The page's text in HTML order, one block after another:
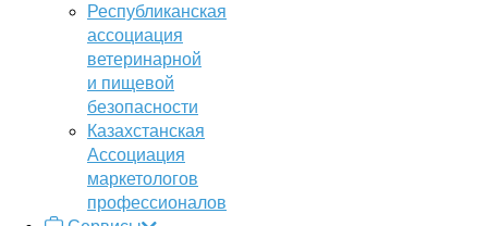
Республиканская
ассоциация
ветеринарной
и пищевой
безопасности
Казахстанская
Ассоциация
маркетологов
профессионалов